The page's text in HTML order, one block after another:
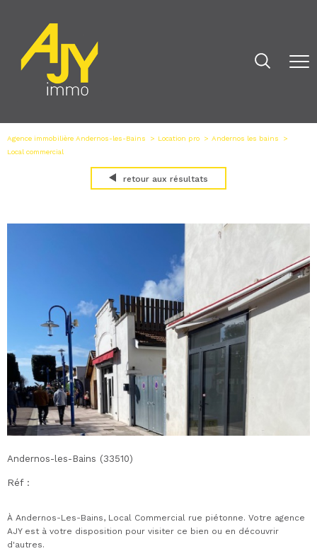
Agence immobilière Andernos-les-Bains Location pro
Andernos les bains
Local commercial
retour aux résultats
Andernos-les-Bains (33510)
Réf :
À Andernos-Les-Bains, Local Commercial rue piétonne. Votre agence
AJY est à votre disposition pour visiter ce bien ou en découvrir
d'autres.